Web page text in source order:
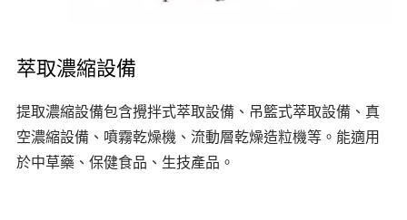
萃取濃縮設備
提取濃縮設備包含攪拌式萃取設備、吊籃式萃取設備、真
空濃縮設備、噴霧乾燥機、流動層乾燥造粒機等。能適用
於中草藥、保健食品、生技產品。